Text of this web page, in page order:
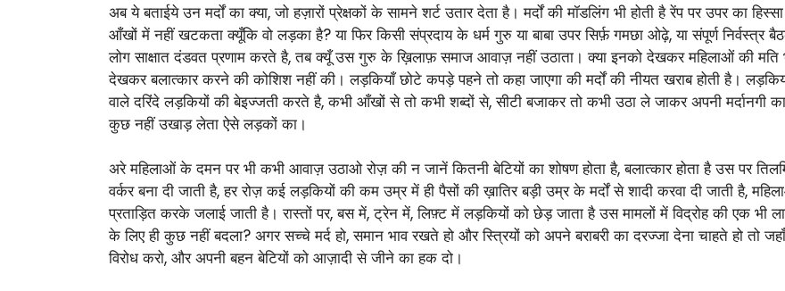
अब ये बताईये उन मर्दों का क्या, जो हज़ारों प्रेक्षकों के सामने शर्ट उतार देता है। मर्दों की मॉडलिंग भी होती है रेंप पर उपर
आँखों में नहीं खटकता क्यूँकि वो लड़का है? या फिर किसी संप्रदाय के धर्म गुरु या बाबा उपर सिर्फ़ गमछा ओढ़े, या संपूर्ण
लोग साक्षात दंडवत प्रणाम करते है, तब क्यूँ उस गुरु के ख़िलाफ़ समाज आवाज़ नहीं उठाता। क्या इनको देखकर महिलाओं की मति
देखकर बलात्कार करने की कोशिश नहीं की। लड़कियाँ छोटे कपड़े पहने तो कहा जाएगा की मर्दों की नीयत खराब होती है।
वाले दरिंदे लड़कियों की बेइज्जती करते है, कभी आँखों से तो कभी शब्दों से, सीटी बजाकर तो कभी उठा ले जाकर अपनी
कुछ नहीं उखाड़ लेता ऐसे लड़कों का।
अरे महिलाओं के दमन पर भी कभी आवाज़ उठाओ रोज़ की न जानें कितनी बेटियों का शोषण होता है, बलात्कार होता है उस पर
वर्कर बना दी जाती है, हर रोज़ कई लड़कियों की कम उम्र में ही पैसों की ख़ातिर बड़ी उम्र के मर्दों से शादी करवा दी जाती है,
प्रताड़ित करके जलाई जाती है। रास्तों पर, बस में, ट्रेन में, लिफ़्ट में लड़कियों को छेड़ जाता है उस मामलों में विद्रोह की एक भी
के लिए ही कुछ नहीं बदला? अगर सच्चे मर्द हो, समान भाव रखते हो और स्त्रियों को अपने बराबरी का दरज्जा देना चाहते हो तो
विरोध करो, और अपनी बहन बेटियों को आज़ादी से जीने का हक दो।